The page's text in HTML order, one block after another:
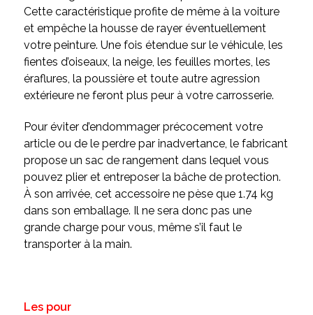
Cette caractéristique profite de même à la voiture
et empêche la housse de rayer éventuellement
votre peinture. Une fois étendue sur le véhicule, les
fientes d’oiseaux, la neige, les feuilles mortes, les
éraflures, la poussière et toute autre agression
extérieure ne feront plus peur à votre carrosserie.
Pour éviter d’endommager précocement votre
article ou de le perdre par inadvertance, le fabricant
propose un sac de rangement dans lequel vous
pouvez plier et entreposer la bâche de protection.
À son arrivée, cet accessoire ne pèse que 1.74 kg
dans son emballage. Il ne sera donc pas une
grande charge pour vous, même s’il faut le
transporter à la main.
Les pour